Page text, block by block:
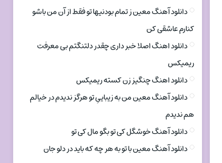
دانلود آهنگ معین ز تمام بودنیها تو فقط از آن من باشو
کنارم عاشقی کن
دانلود اهنگ اصلا خبر داری چقدر دلتنگتم بی معرفت
ریمیکس
دانلود اهنگ چنگیز زن کسته ریمیکس
دانلود آهنگ معین من به زیباییِ تو هرگز ندیدم در خیالم
هم ندیدم
دانلود آهنگ خوشگل کی تو بگو مال کی تو
دانلود آهنگ معین با تو به هر چه که باید در دلو جان